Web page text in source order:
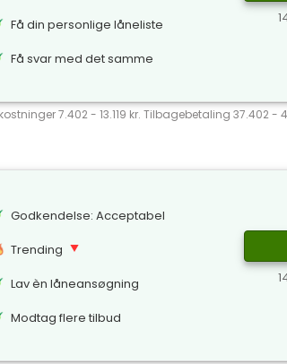
Få din personlige låneliste
Få svar med det samme
7.402 - 13.119 kr. Tilbagebetaling 37.402 -
Godkendelse: Acceptabel
Trending
Lav èn låneansøgning
Modtag flere tilbud